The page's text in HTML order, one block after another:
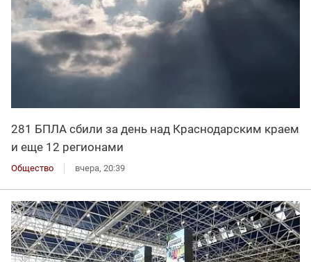
281 БПЛА сбили за день над Краснодарским краем
и еще 12 регионами
Общество вчера, 20:39